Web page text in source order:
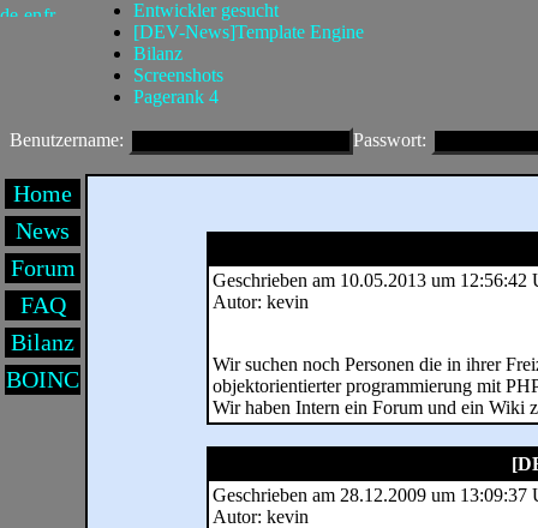
Entwickler gesucht
[DEV-News]Template Engine
Bilanz
Screenshots
Pagerank 4
Benutzername: Passwort:
Home
News
Forum
FAQ
Bilanz
BOINC
Geschrieben am 10.05.2013 um 12:56:42
Autor: kevin
Wir suchen noch Personen die in ihrer
objektorientierter programmierung mit
Wir haben Intern ein Forum und ein Wiki
Geschrieben am 28.12.2009 um 13:09:37
Autor: kevin